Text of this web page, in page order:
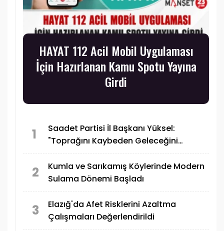
HAYAT 112 Acil Mobil Uygulaması
İçin Hazırlanan Kamu Spotu Yayına
Girdi
1
Saadet Partisi İl Başkanı Yüksel:
"Toprağını Kaybeden Geleceğini
2
Kumla ve Sarıkamış Köylerinde Modern
Sulama Dönemi Başladı
3
Elazığ'da Afet Risklerini Azaltma
Çalışmaları Değerlendirildi